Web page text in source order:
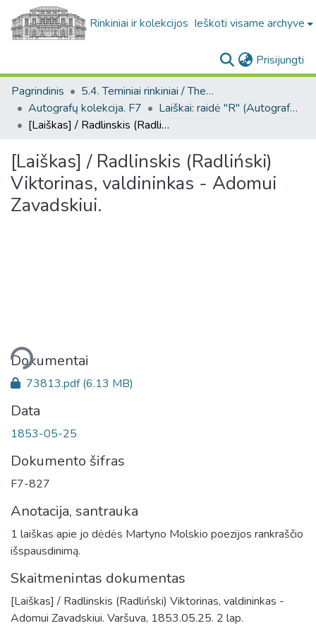
Rinkiniai ir kolekcijos Ieškoti visame archyve
Prisijungti
Pagrindinis
5.4. Teminiai rinkiniai / Thematic collections
Autografų kolekcija. F7
Laiškai: raidė "R" (Autografų kolekcija. F7)
[Laiškas] / Radlinskis (Radliński) Viktorinas, valdininkas - Adomui Zavadskiui.
[Laiškas] / Radlinskis (Radliński)
Viktorinas, valdininkas - Adomui
Zavadskiui.
Dokumentai
73813.pdf(6.13 MB)
Data
1853-05-25
Dokumento šifras
F7-827
Anotacija, santrauka
1 laiškas apie jo dėdės Martyno Molskio poezijos rankraščio
išspausdinimą.
Skaitmenintas dokumentas
[Laiškas] / Radlinskis (Radliński) Viktorinas, valdininkas -
Adomui Zavadskiui. Varšuva, 1853.05.25. 2 lap.